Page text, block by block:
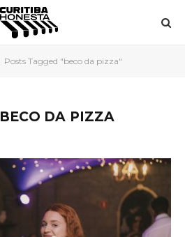
Posts Tagged "beco da pizza"
BECO DA PIZZA